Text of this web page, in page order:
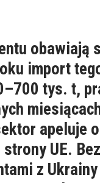
obawiają
import
tys. t,
apeluje
UE.
z